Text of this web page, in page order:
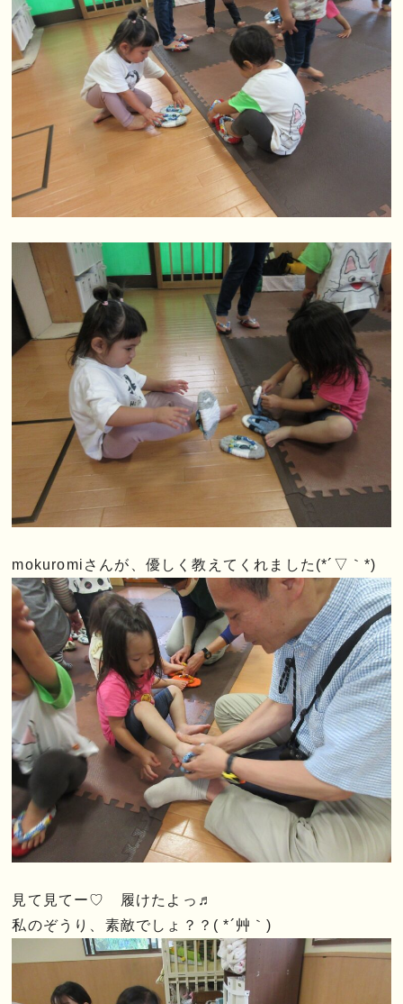
mokuromiさんが、優しく教えてくれました(*´▽｀*)
見て見てー♡ 履けたよっ♬
私のぞうり、素敵でしょ？？( *´艸｀)